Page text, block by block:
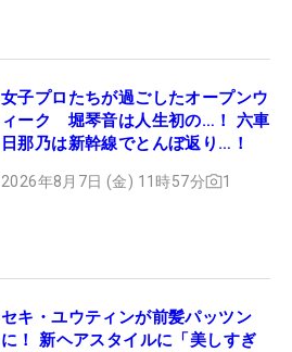
女子プロたちが過ごしたオープンウ
ィーク 堀琴音は人生初の…！ 六車
日那乃は新幹線でとんぼ返り…！
2026年8月7日 (金) 11時57分 1
セキ・ユウティンが前髪パッツン
に！ 新ヘアスタイルに「美しすぎ